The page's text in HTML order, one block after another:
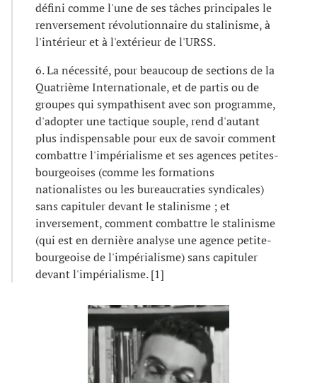
défini comme l'une de ses tâches principales le
renversement révolutionnaire du stalinisme, à
l'intérieur et à l'extérieur de l'URSS.
6. La nécessité, pour beaucoup de sections de la
Quatrième Internationale, et de partis ou de
groupes qui sympathisent avec son programme,
d'adopter une tactique souple, rend d'autant
plus indispensable pour eux de savoir comment
combattre l'impérialisme et ses agences petites-
bourgeoises (comme les formations
nationalistes ou les bureaucraties syndicales)
sans capituler devant le stalinisme ; et
inversement, comment combattre le stalinisme
(qui est en dernière analyse une agence petite-
bourgeoise de l'impérialisme) sans capituler
devant l'impérialisme. [1]